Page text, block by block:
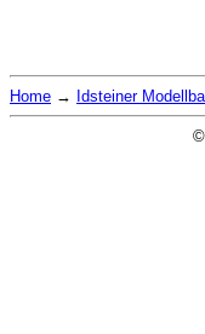
Home → Idsteiner